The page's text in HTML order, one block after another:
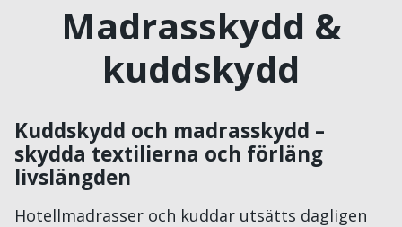
Madrasskydd &
kuddskydd
Kuddskydd och madrasskydd –
skydda textilierna och förläng
livslängden
Hotellmadrasser och kuddar utsätts dagligen